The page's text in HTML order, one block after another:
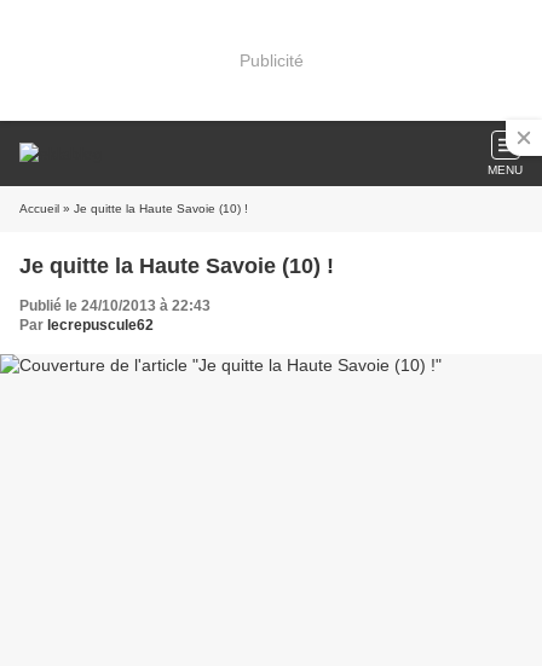
Publicité
MENU
Accueil » Je quitte la Haute Savoie (10) !
Je quitte la Haute Savoie (10) !
Publié le 24/10/2013 à 22:43
Par lecrepuscule62